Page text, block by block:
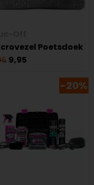
Poetsdoek
9,95
-20%